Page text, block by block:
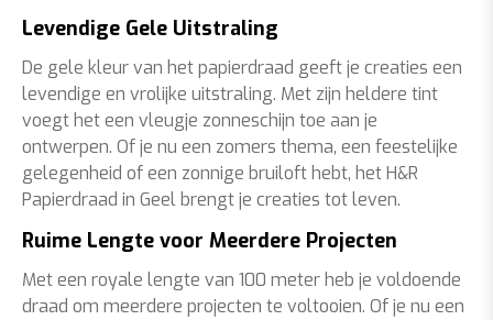
Levendige Gele Uitstraling
De gele kleur van het papierdraad geeft je creaties een
levendige en vrolijke uitstraling. Met zijn heldere tint
voegt het een vleugje zonneschijn toe aan je
ontwerpen. Of je nu een zomers thema, een feestelijke
gelegenheid of een zonnige bruiloft hebt, het H&R
Papierdraad in Geel brengt je creaties tot leven.
Ruime Lengte voor Meerdere Projecten
Met een royale lengte van 100 meter heb je voldoende
draad om meerdere projecten te voltooien. Of je nu een